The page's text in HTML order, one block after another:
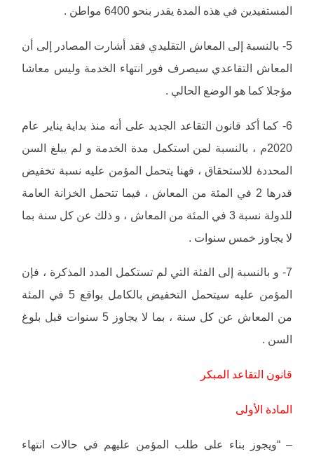
المستفيدين في هذه المدة يقدر بنحو 6400 مواطن .
5- بالنسبة إلى المعاش التقليدي فقد أشارت المصادر إلى أن
المعاش التقاعدي سيصرف فور انتهاء الخدمة وليس معاشا
مؤجلا كما هو الوضع الحالي .
6- كما أكد قانون التقاعد الجديد على أنه منذ بداية يناير عام
2020م ، بالنسبة لمن استكمل مدة الخدمة و لم يبلغ السن
المحددة للاستحقاق ، فهنا يتحمل المؤمن عليه نسبة تخفيض
قدرها 2 في المئة من المعاش ، فيما تتحمل الخزانة العامة
للدولة نسبة 3 في المئة من المعاش ، و ذلك عن كل سنة بما
لا يجاوز خمس سنوات .
7- و بالنسبة إلى الفئة التي لم تستكمل المدد المذكرة ، فإن
المؤمن عليه سيتحمل التخفيض بالكامل بواقع 5 في المئة
من المعاش عن كل سنة ، بما لا يجاوز 5 سنوات قبل بلوغ
السن .
قانون التقاعد المبكر
المادة الأولى
– “ويجوز بناء على طلب المؤمن عليهم في حالات انتهاء